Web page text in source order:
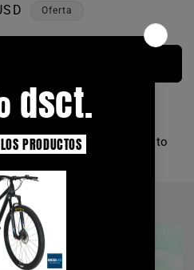
Oferta
Segura Local en Quito